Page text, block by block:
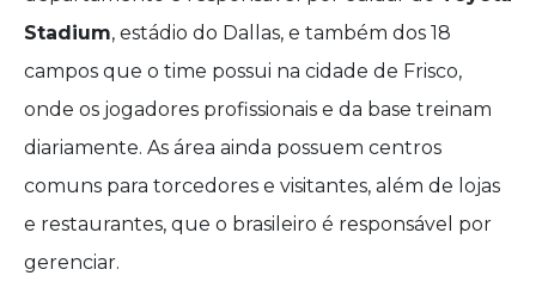
Stadium, estádio do Dallas, e também dos 18
campos que o time possui na cidade de Frisco,
onde os jogadores profissionais e da base treinam
diariamente. As área ainda possuem centros
comuns para torcedores e visitantes, além de lojas
e restaurantes, que o brasileiro é responsável por
gerenciar.